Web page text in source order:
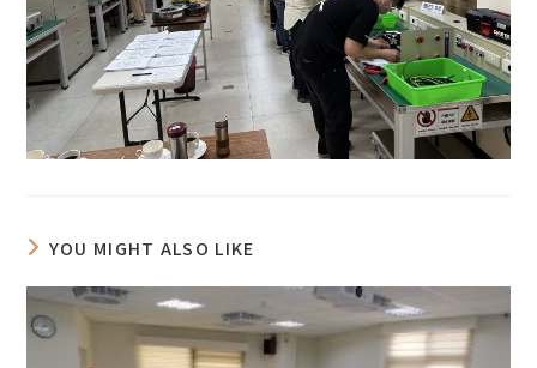
YOU MIGHT ALSO LIKE